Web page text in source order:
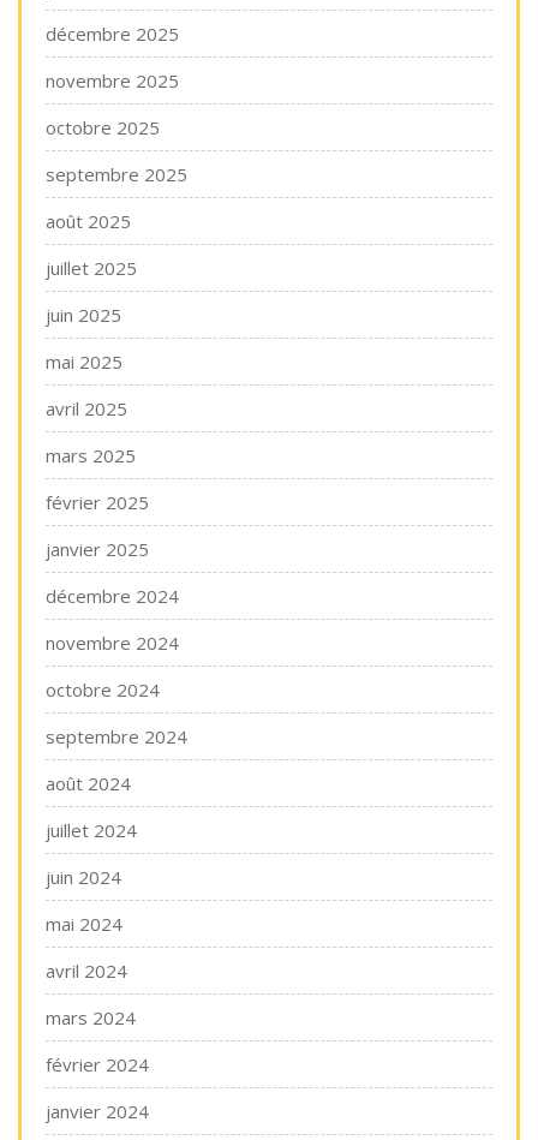
décembre 2025
novembre 2025
octobre 2025
septembre 2025
août 2025
juillet 2025
juin 2025
mai 2025
avril 2025
mars 2025
février 2025
janvier 2025
décembre 2024
novembre 2024
octobre 2024
septembre 2024
août 2024
juillet 2024
juin 2024
mai 2024
avril 2024
mars 2024
février 2024
janvier 2024